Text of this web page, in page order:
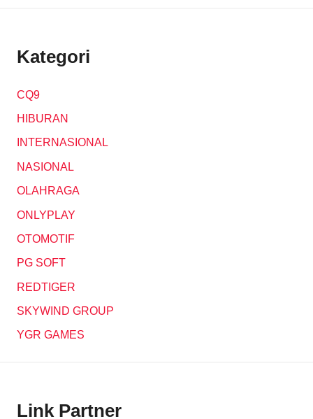
Kategori
CQ9
HIBURAN
INTERNASIONAL
NASIONAL
OLAHRAGA
ONLYPLAY
OTOMOTIF
PG SOFT
REDTIGER
SKYWIND GROUP
YGR GAMES
Link Partner